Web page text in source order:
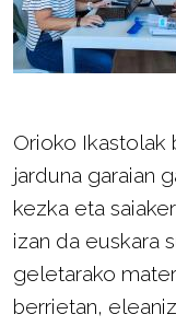
Orioko Ikastolak
jarduna garaian
kezka eta
izan da euskara
geletarako
berrietan,